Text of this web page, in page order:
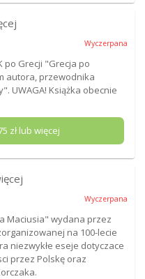
Wyczerpana
po Grecji "Grecja po
autora, przewodnika
UWAGA! Książka obecnie
zł lub więcej
Wyczerpana
Maciusia" wydana przez
na 100-lecie
niezwykłe eseje dotyczace
przez Polskę oraz